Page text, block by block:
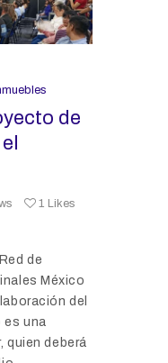
de
1 Likes
de
México
del
es una
quien deberá